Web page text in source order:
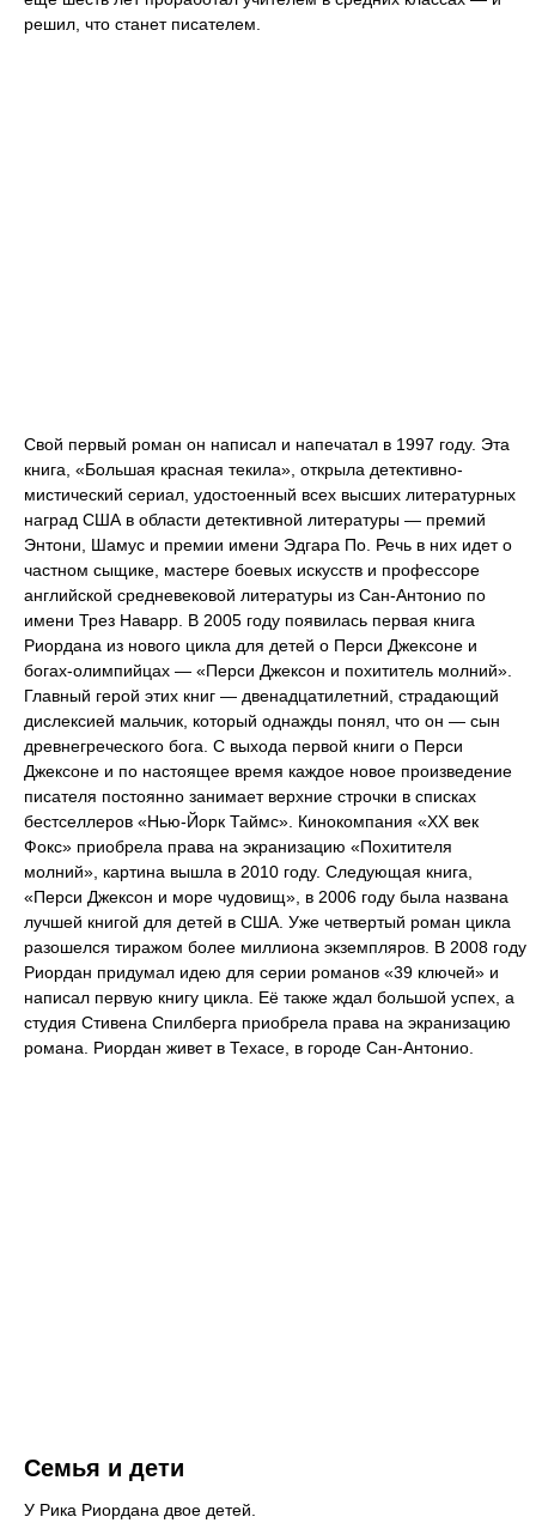
решил, что станет писателем.
Свой первый роман он написал и напечатал в 1997 году. Эта
книга, «Большая красная текила», открыла детективно-
мистический сериал, удостоенный всех высших литературных
наград США в области детективной литературы — премий
Энтони, Шамус и премии имени Эдгара По. Речь в них идет о
частном сыщике, мастере боевых искусств и профессоре
английской средневековой литературы из Сан-Антонио по
имени Трез Наварр. В 2005 году появилась первая книга
Риордана из нового цикла для детей о Перси Джексоне и
богах-олимпийцах — «Перси Джексон и похититель молний».
Главный герой этих книг — двенадцатилетний, страдающий
дислексией мальчик, который однажды понял, что он — сын
древнегреческого бога. С выхода первой книги о Перси
Джексоне и по настоящее время каждое новое произведение
писателя постоянно занимает верхние строчки в списках
бестселлеров «Нью-Йорк Таймс». Кинокомпания «ХХ век
Фокс» приобрела права на экранизацию «Похитителя
молний», картина вышла в 2010 году. Следующая книга,
«Перси Джексон и море чудовищ», в 2006 году была названа
лучшей книгой для детей в США. Уже четвертый роман цикла
разошелся тиражом более миллиона экземпляров. В 2008 году
Риордан придумал идею для серии романов «39 ключей» и
написал первую книгу цикла. Её также ждал большой успех, а
студия Стивена Спилберга приобрела права на экранизацию
романа. Риордан живет в Техасе, в городе Сан-Антонио.
Семья и дети
У Рика Риордана двое детей.